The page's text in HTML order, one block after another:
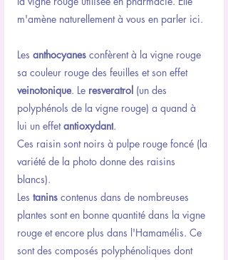
m'amène naturellement à vous en parler ici.
Les anthocyanes confèrent à la vigne rouge
sa couleur rouge des feuilles et son effet
veinotonique. Le resveratrol (un des
polyphénols de la vigne rouge) a quand à
lui un effet antioxydant.
Ces raisin sont noirs à pulpe rouge foncé (la
variété de la photo donne des raisins
blancs).
Les tanins contenus dans de nombreuses
plantes sont en bonne quantité dans la vigne
rouge et encore plus dans l'Hamamélis. Ce
sont des composés polyphénoliques dont